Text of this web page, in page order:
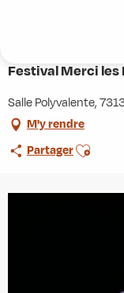
principal
Festival Merci les
Salle Polyvalente,
M'y rendre
PartagerAjouter